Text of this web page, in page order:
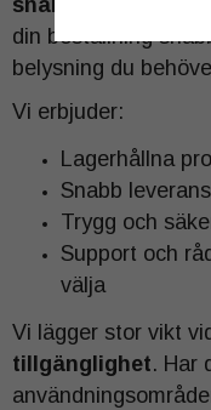
snabba leveranser
din beställning
belysning du
Vi erbjuder:
Lagerhållna
Snabb
Trygg och
Support och
välja
Vi lägger stor vikt
tillgänglighet. Har